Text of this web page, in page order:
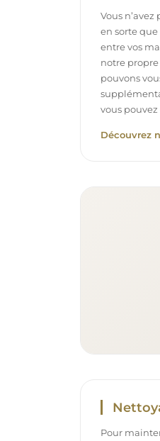
Vous
en sorte
entre vos
notre propre
pouvons
vous pouvez
Découvrez
Pour